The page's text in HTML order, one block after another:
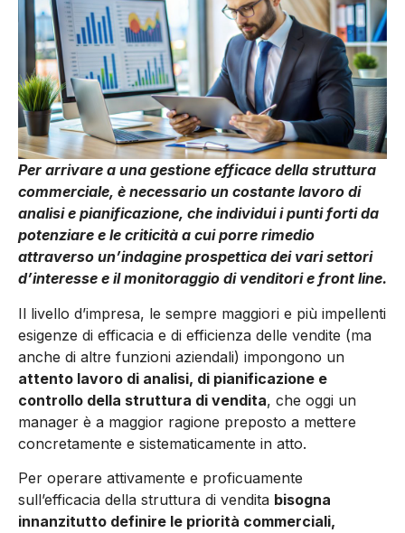
Per arrivare a una gestione efficace della struttura
commerciale, è necessario un costante lavoro di
analisi e pianificazione, che individui i punti forti da
potenziare e le criticità a cui porre rimedio
attraverso un’indagine prospettica dei vari settori
d’interesse e il monitoraggio di venditori e front line.
Il livello d’impresa, le sempre maggiori e più impellenti
esigenze di efficacia e di efficienza delle vendite (ma
anche di altre funzioni aziendali) impongono un
attento lavoro di analisi, di pianificazione e
controllo della struttura di vendita, che oggi un
manager è a maggior ragione preposto a mettere
concretamente e sistematicamente in atto.
Per operare attivamente e proficuamente
sull’efficacia della struttura di vendita bisogna
innanzitutto definire le priorità commerciali,